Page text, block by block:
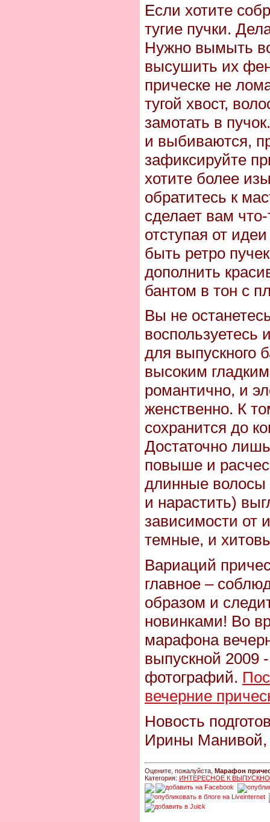
Если хотите
тугие пучки.
Нужно вымыть
высушить их
прическе не
тугой хвост,
замотать в
и выбиваются,
зафиксируйте
хотите более
обратитесь к
сделает вам
отступая от
быть ретро
дополнить
бантом в тон с
Вы не
для выпускного
высоким
романтично, и
женственно. К
сохранится до
Достаточно
повыше и
длинные волосы
и нарастить)
зависимости от
темные, и
Вариаций
главное –
образом и
новинками! Во
марафона
выпускной 2009
фотографий.
вечерние
Новость
Ирины
Оцените, пожалуйста,
Марафон
Категория: ИНТЕРЕСНОЕ К